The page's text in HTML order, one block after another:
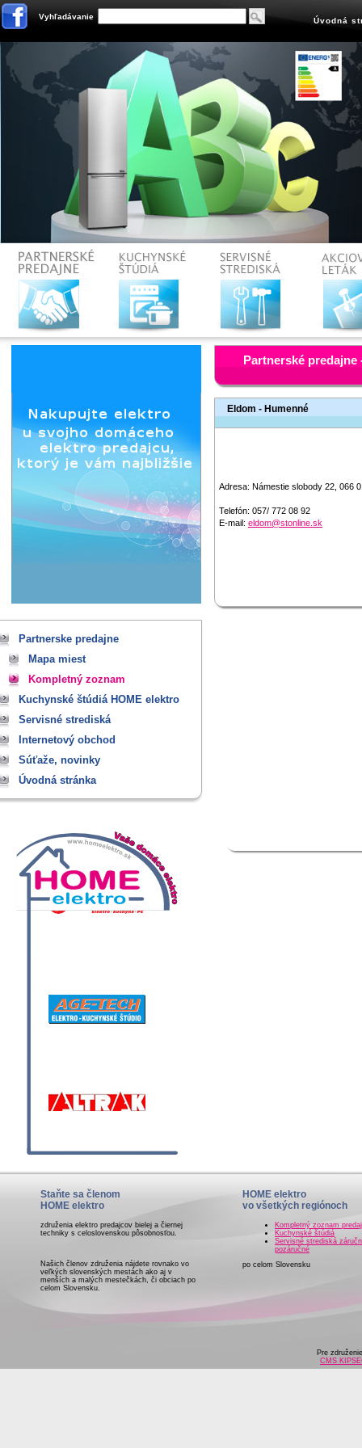
Vyhľadávanie Úvodná
Partnerske predajne
Mapa miest
Kompletný zoznam
Kuchynské štúdiá HOME elektro
Servisné strediská
Internetový obchod
Súťaže, novinky
Úvodná stránka
Partnerské predajne
Eldom - Humenné
Adresa: Námestie slobody 22, 066
Telefón: ​057/ 772 08 92
E-mail: eldom@stonline.sk
Staňte sa členom
HOME elektro
združenia elektro predajcov bielej a čiernej
techniky s celoslovenskou pôsobnosťou.
Našich členov združenia nájdete rovnako vo
veľkých slovenských mestách ako aj v
menších a malých mestečkách, či obciach po
celom Slovensku.
HOME elektro
vo všetkých regiónoch
Kompletný zoznam
Kuchynské štúdiá
Servisné strediská
pozáručné
po celom Slovensku
Pre
CMS